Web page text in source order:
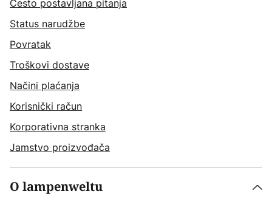
Često postavljana pitanja
Status narudžbe
Povratak
Troškovi dostave
Načini plaćanja
Korisnički račun
Korporativna stranka
Jamstvo proizvođača
O lampenweltu